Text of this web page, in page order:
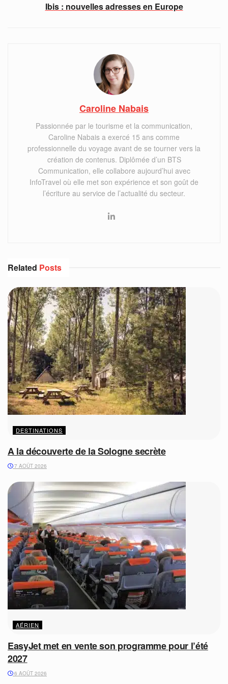
Ibis : nouvelles adresses en Europe
Caroline Nabais
Passionnée par le tourisme et la communication,
Caroline Nabais a exercé 15 ans comme
professionnelle du voyage avant de se tourner vers la
création de contenus. Diplômée d’un BTS
Communication, elle collabore aujourd’hui avec
InfoTravel où elle met son expérience et son goût de
l’écriture au service de l’actualité du secteur.
Related Posts
DESTINATIONS
A la découverte de la Sologne secrète
7 AOÛT 2026
AÉRIEN
EasyJet met en vente son programme pour l’été
2027
6 AOÛT 2026